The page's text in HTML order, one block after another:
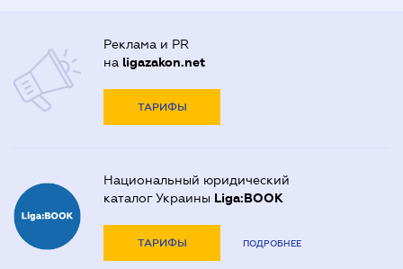
Реклама и PR
на ligazakon.net
ТАРИФЫ
Национальный юридический
каталог Украины Liga:BOOK
ТАРИФЫ ПОДРОБНЕЕ